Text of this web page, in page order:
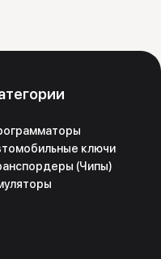
ключи
(Чипы)